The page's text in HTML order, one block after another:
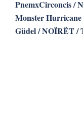
PnemxCirconcis /
Monster
Güdel /NOÏRËT /